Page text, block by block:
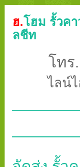
ฮ.โฮม รั้วค
ลชีท
โทร
ไลน์